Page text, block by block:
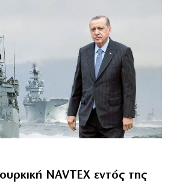
NAVTEX εντός της